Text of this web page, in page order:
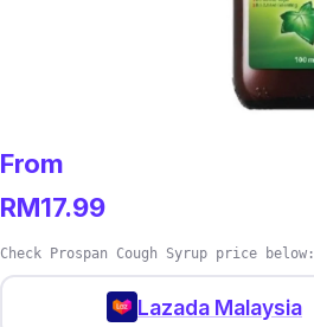
From
RM17.99
Check Prospan Cough Syrup price below:
Lazada Malaysia